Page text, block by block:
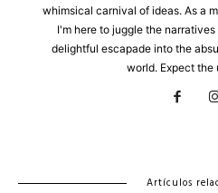
whimsical carnival of ideas. As a
I'm here to juggle the
delightful escapade into the
world. Expect the
Artículos